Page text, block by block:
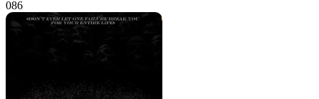
086